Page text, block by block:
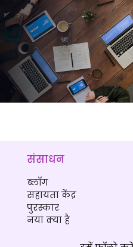
संसाधन
ब्लॉग
सहायता केंद्र
पुरस्कार
नया क्या है